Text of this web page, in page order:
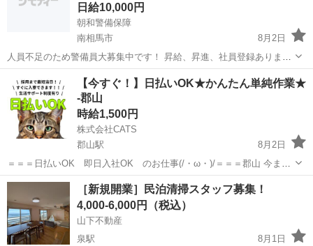
日給10,000円
朝和警備保障
南相馬市
8月2日
人員不足のため警備員大募集中です！ 昇給、昇進、社員登録ありま
す！ 長期、短期、住込み、なんでも対応いたします。 ご気軽にご連絡
下さい！ ［事務所住所］ 〒975-0027 福島県南相馬市原町区上北高平
字高松337-...
南相馬市 軽作業 人員不足
【今すぐ！】日払いOK★かんたん単純作業★
-郡山
時給1,500円
株式会社CATS
郡山駅
8月2日
＝＝＝日払いOK 即日入社OK のお仕事(/・ω・)/＝＝＝郡山 今ま
で、採用不採用の結果が出るのが遅くて困っている… →採用まで最短
持金が無...
福島 郡山市 郡山駅 軽作業 時給
［新規開業］民泊清掃スタッフ募集！
4,000-6,000円（税込）
山下不動産
泉駅
8月1日